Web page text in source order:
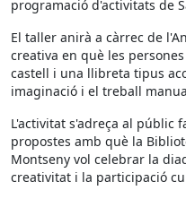
programació d'activitats de
El taller anirà a càrrec de
creativa en què les
castell i una llibreta tipus
imaginació i el treball
L'activitat s'adreça al públic
propostes amb què la
Montseny vol celebrar la
creativitat i la participació